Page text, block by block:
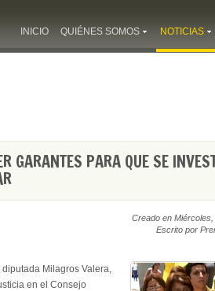
INICIO QUIÉNES SOMOS NOTICIAS
GARANTES PARA QUE SE
Creado en
Escrito por
Milagros Valera,
en el Consejo